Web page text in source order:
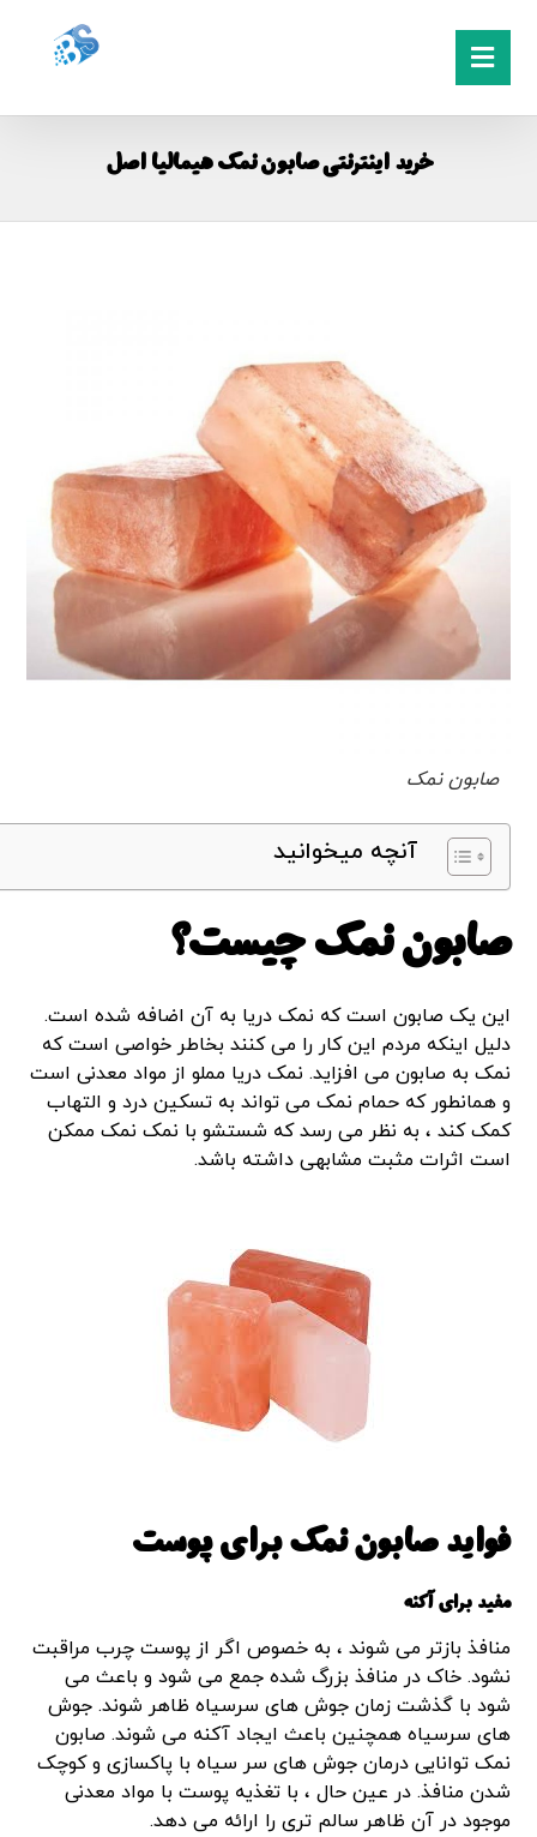
خرید اینترنتی صابون نمک هیمالیا اصل
صابون نمک
آنچه میخوانید
صابون نمک چیست؟
این یک صابون است که نمک دریا به آن اضافه شده است.
دلیل اینکه مردم این کار را می کنند بخاطر خواصی است که
نمک به صابون می افزاید. نمک دریا مملو از مواد معدنی است
و همانطور که حمام نمک می تواند به تسکین درد و التهاب
کمک کند ، به نظر می رسد که شستشو با نمک نمک ممکن
است اثرات مثبت مشابهی داشته باشد.
فواید صابون نمک برای پوست
مفید برای آکنه
منافذ بازتر می شوند ، به خصوص اگر از پوست چرب مراقبت
نشود. خاک در منافذ بزرگ شده جمع می شود و باعث می
شود با گذشت زمان جوش های سرسیاه ظاهر شوند. جوش
های سرسیاه همچنین باعث ایجاد آکنه می شوند. صابون
نمک توانایی درمان جوش های سر سیاه با پاکسازی و کوچک
شدن منافذ. در عین حال ، با تغذیه پوست با مواد معدنی
موجود در آن ظاهر سالم تری را ارائه می دهد.